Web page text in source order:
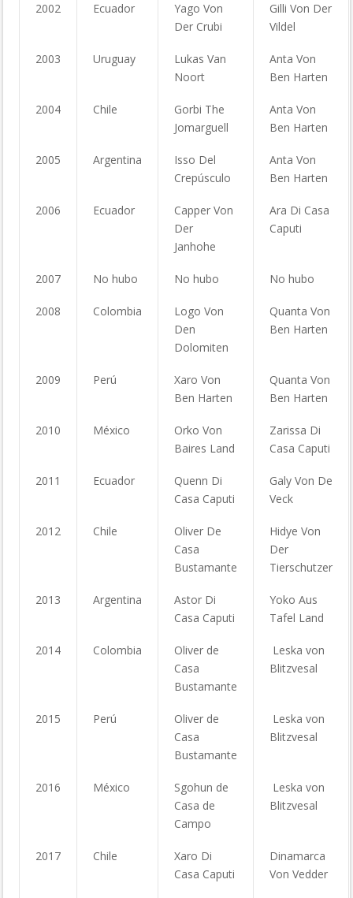
2002 Ecuador
Yago Von
Der Crubi
Gilli Von Der
Vildel
2003 Uruguay
Lukas Van
Noort
Anta Von
Ben Harten
2004 Chile
Gorbi The
Jomarguell
Anta Von
Ben Harten
2005 Argentina
Isso Del
Crepúsculo
Anta Von
Ben Harten
2006 Ecuador
Capper Von
Der
Janhohe
Ara Di Casa
Caputi
2007 No hubo No hubo No hubo
2008 Colombia
Logo Von
Den
Dolomiten
Quanta Von
Ben Harten
2009 Perú
Xaro Von
Ben Harten
Quanta Von
Ben Harten
2010 México
Orko Von
Baires Land
Zarissa Di
Casa Caputi
2011 Ecuador
Quenn Di
Casa Caputi
Galy Von De
Veck
2012 Chile
Oliver De
Casa
Bustamante
Hidye Von
Der
Tierschutzer
2013 Argentina
Astor Di
Casa Caputi
Yoko Aus
Tafel Land
2014 Colombia
Oliver de
Casa
Bustamante
Leska von
Blitzvesal
2015 Perú
Oliver de
Casa
Bustamante
Leska von
Blitzvesal
2016 México
Sgohun de
Casa de
Campo
Leska von
Blitzvesal
2017 Chile
Xaro Di
Casa Caputi
Dinamarca
Von Vedder